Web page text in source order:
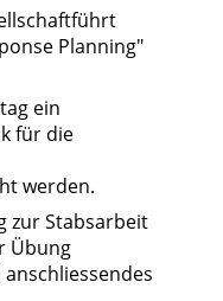
Planning"
ein
für die
werden.
zur Stabsarbeit
Übung